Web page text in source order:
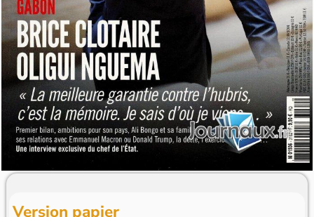
Version papier